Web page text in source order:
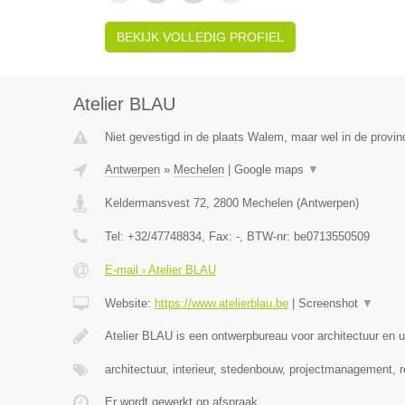
BEKIJK VOLLEDIG PROFIEL
Atelier BLAU
Niet gevestigd in de plaats Walem, maar wel in de
Antwerpen» Mechelen| Google maps ▼
Keldermansvest 72, 2800 Mechelen(Antwerpen)
Tel: +32/47748834, Fax: -, BTW-nr: be0713550509
E-mail › Atelier BLAU
Website: https://www.atelierblau.be| Screenshot ▼
Atelier BLAU is een ontwerpbureau voor architectuur en
architectuur, interieur, stedenbouw, projectmanagement,
Er wordt gewerkt op afspraak.